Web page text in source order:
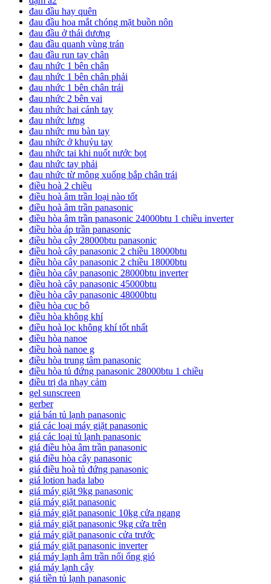
đau đầu hay quên
đau đầu hoa mắt chóng mặt buồn nôn
đau đầu ở thái dương
đau đầu quanh vùng trán
đau đầu run tay chân
đau nhức 1 bên chân
đau nhức 1 bên chân phải
đau nhức 1 bên chân trái
đau nhức 2 bên vai
đau nhức hai cánh tay
đau nhức lưng
đau nhức mu bàn tay
đau nhức ở khuỷu tay
đau nhức tai khi nuốt nước bọt
đau nhức tay phải
đau nhức từ mông xuống bắp chân trái
điều hoà 2 chiều
điều hoà âm trần loại nào tốt
điều hoà âm trần panasonic
điều hòa âm trần panasonic 24000btu 1 chiều inverter
điều hòa áp trần panasonic
điều hòa cây 28000btu panasonic
điều hoà cây panasonic 2 chiều 18000btu
điều hòa cây panasonic 2 chiều 18000btu
điều hòa cây panasonic 28000btu inverter
điều hoà cây panasonic 45000btu
điều hòa cây panasonic 48000btu
điều hòa cục bộ
điều hòa không khí
điều hoà lọc không khí tốt nhất
điều hòa nanoe
điều hoà nanoe g
điều hòa trung tâm panasonic
điều hòa tủ đứng panasonic 28000btu 1 chiều
điều trị da nhạy cảm
gel sunscreen
gerber
giá bán tủ lạnh panasonic
giá các loại máy giặt panasonic
giá các loại tủ lạnh panasonic
giá điều hòa âm trần panasonic
giá điều hòa cây panasonic
giá điều hoà tủ đứng panasonic
giá lotion hada labo
giá máy giặt 9kg panasonic
giá máy giặt panasonic
giá máy giặt panasonic 10kg cửa ngang
giá máy giặt panasonic 9kg cửa trên
giá máy giặt panasonic cửa trước
giá máy giặt panasonic inverter
giá máy lạnh âm trần nối ống gió
giá máy lạnh cây
giá tiền tủ lạnh panasonic